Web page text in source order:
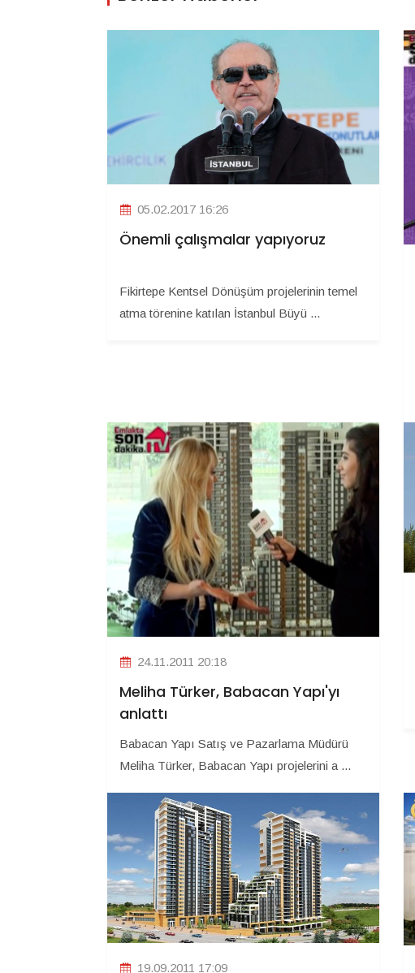
05.02.2017 16:26
Önemli çalışmalar yapıyoruz
Fikirtepe Kentsel Dönüşüm projelerinin temel
atma törenine katılan İstanbul Büyü ...
24.11.2011 20:18
Meliha Türker, Babacan Yapı'yı
anlattı
Babacan Yapı Satış ve Pazarlama Müdürü
Meliha Türker, Babacan Yapı projelerini a ...
19.09.2011 17:09